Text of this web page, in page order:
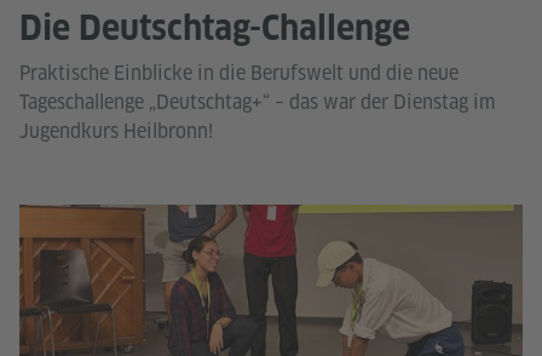
Die Deutschtag-Challenge
Praktische Einblicke in die Berufswelt und die neue
Tageschallenge „Deutschtag+“ – das war der Dienstag im
Jugendkurs Heilbronn!